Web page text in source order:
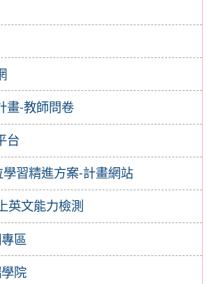
畫-教師問卷
台
習精進方案-計畫網站
英文能力檢測
區
院